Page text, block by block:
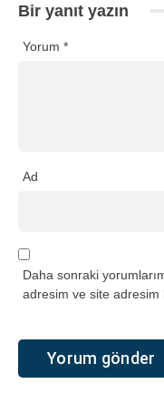
Bir yanıt yazın
Yorum *
Ad
Daha sonraki
adresim ve site adresim